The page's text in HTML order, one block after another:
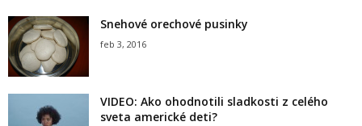
Snehové orechové pusinky
feb 3, 2016
VIDEO: Ako ohodnotili sladkosti z celého
sveta americké deti?